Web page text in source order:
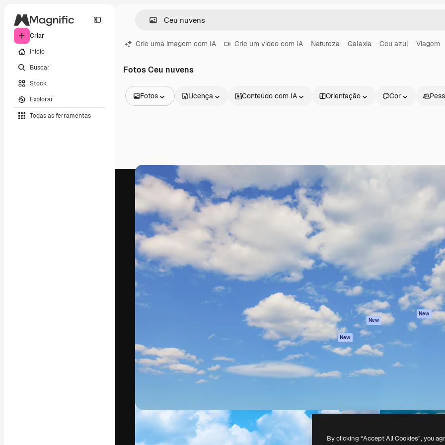
Criar
Início
Buscar
Stock
Explorar
Todas as ferramentas
Crie uma imagem com IA Crie um vídeo com IA Natureza Galaxia Ceu azul Viagem
Fotos Ceu nuvens
Fotos
Vídeos
Clipes de vídeo
Animações
Modelos de vídeos
Modelos 3D
Licença Conteúdo com IA Orientação Cor
A plataforma criativa para você direcionar
seu melhor trabalho. Mais de 1 milhão de
assinantes entre criativos, empresas,
agências e estúdios.
Português
Produtos
Spaces
Assistente de IA
Gerador de
imagens
Gerador de vídeos
Texto para voz
Conteúdo de stock
MCP para
Claude/ChatGPT
New
Agentes New
API
Todas as
Documentação
Atendimento
Termos e
condições
Política de
privacidade
Originais
New
Política de
confiabilidade
Afiliados
Copyright © 2010- 2026 Freepik Company S.L.U.Todos os direitos reservados.
By clicking “Accept All Cookies”, you